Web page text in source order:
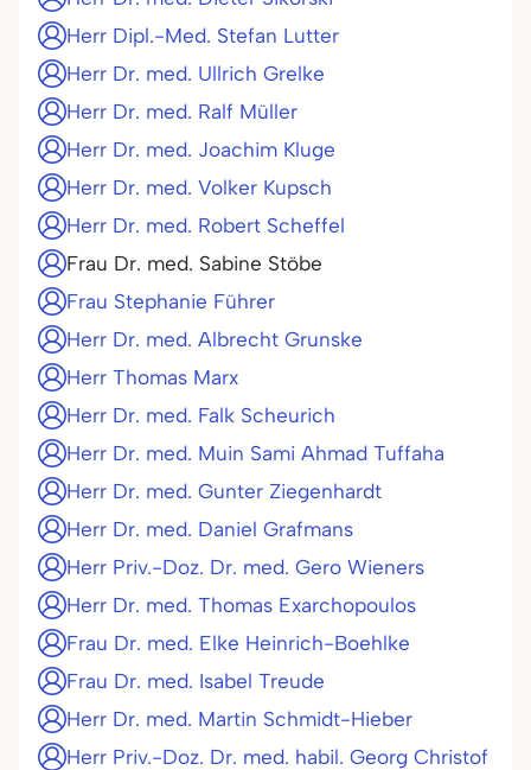
Herr Dipl.-Med. Stefan Lutter
Herr Dr. med. Ullrich Grelke
Herr Dr. med. Ralf Müller
Herr Dr. med. Joachim Kluge
Herr Dr. med. Volker Kupsch
Herr Dr. med. Robert Scheffel
Frau Dr. med. Sabine Stöbe
Frau Stephanie Führer
Herr Dr. med. Albrecht Grunske
Herr Thomas Marx
Herr Dr. med. Falk Scheurich
Herr Dr. med. Muin Sami Ahmad Tuffaha
Herr Dr. med. Gunter Ziegenhardt
Herr Dr. med. Daniel Grafmans
Herr Priv.-Doz. Dr. med. Gero Wieners
Herr Dr. med. Thomas Exarchopoulos
Frau Dr. med. Elke Heinrich-Boehlke
Frau Dr. med. Isabel Treude
Herr Dr. med. Martin Schmidt-Hieber
Herr Priv.-Doz. Dr. med. habil. Georg Christof